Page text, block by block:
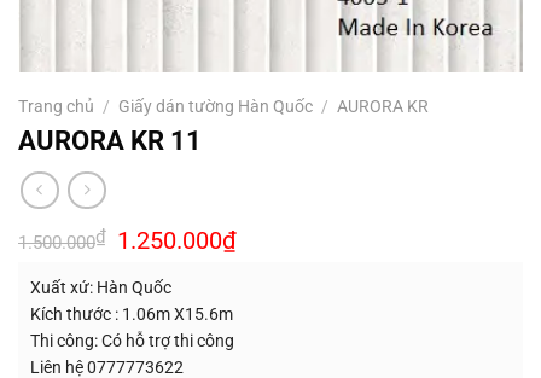
Trang chủ / Giấy dán tường Hàn Quốc / AURORA KR
AURORA KR 11
1.500.000₫ Giá
gốc
1.500.000₫.
1.250.000₫Giá
hiện
Xuất xứ: Hàn Quốc
Kích thước : 1.06m X15.6m
Thi công: Có hỗ trợ thi công
Liên hệ 0777773622